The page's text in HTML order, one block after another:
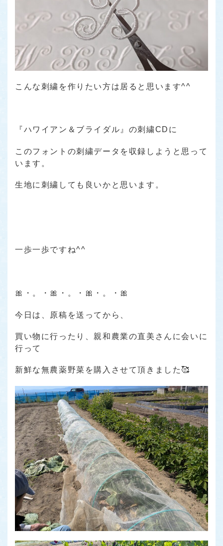
こんな刺繍を作りたい方は居ると思います^^
『ハワイアン＆ブライダル』の刺繍CDに
このフォントの刺繍データを収録しようと思って
います。
生地に刺繍しても良いかと思います。
一歩一歩ですね^^
🎀・。・🎀・。・🎀・。・🎀
今日は、原稿を送ってから、
買い物に行ったり、親和農業の直美さんに会いに
行って
新鮮な無農薬野菜を購入させて頂きました🥰